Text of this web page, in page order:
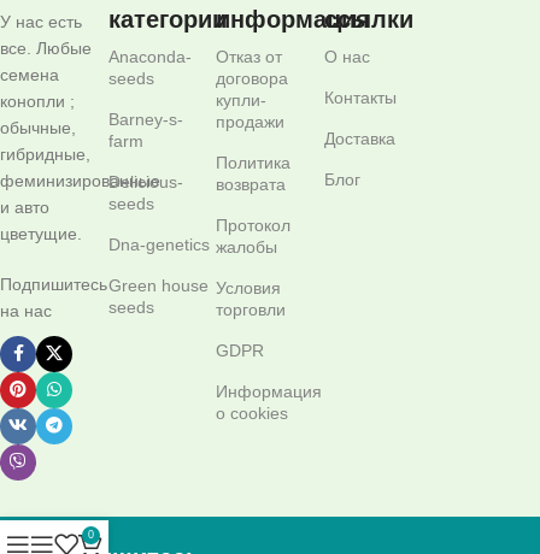
У нас есть
все. Любые
семена
конопли ;
обычные,
гибридные,
феминизированные
и авто
цветущие.
Подпишитесь
на нас
категории
Anaconda-
seeds
Barney-s-
farm
Delicious-
seeds
Dna-genetics
Green house
seeds
информация
Отказ от
договора
купли-
продажи
Политика
возврата
Протокол
жалобы
Условия
торговли
GDPR
Информация
о cookies
ссылки
О нас
Контакты
Доставка
Блог
0